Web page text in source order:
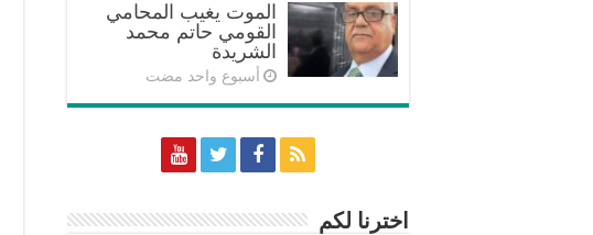
الموت يغيب المحامي
القومي حاتم محمد
الشريدة
‏أسبوع واحد مضت
اخترنا لكم